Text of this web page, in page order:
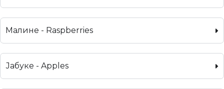
Малине - Raspberries
Јабуке - Apples